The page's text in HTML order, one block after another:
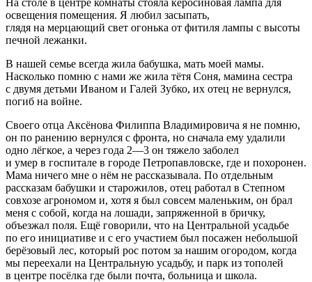
освещения помещения. Я любил засыпать,
глядя на мерцающий свет огонька от фитиля лампы с высоты
печной лежанки.
В нашей семье всегда жила бабушка, мать моей мамы.
Насколько помню с нами же жила тётя Соня, мамина сестра
с двумя детьми Иваном и Галей Зубко, их отец не вернулся,
погиб на войне.
Своего отца Аксёнова Филиппа Владимировича я не помню,
он по ранению вернулся с фронта, но сначала ему удалили
одно лёгкое, а через года 2—3 он тяжело заболел
и умер в госпитале в городе Петропавловске, где и похоронен.
Мама ничего мне о нём не рассказывала. По отдельным
рассказам бабушки и старожилов, отец работал в Степном
совхозе агрономом и, хотя я был совсем маленьким, он брал
меня с собой, когда на лошади, запряженной в бричку,
объезжал поля. Ещё говорили, что на Центральной усадьбе
по его инициативе и с его участием был посажен небольшой
берёзовый лес, который рос потом за нашим огородом, когда
мы переехали на Центральную усадьбу, и парк из тополей
в центре посёлка где были почта, больница и школа.